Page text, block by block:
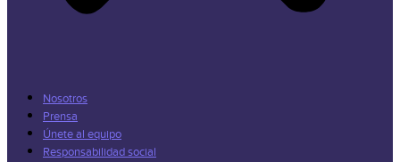
Nosotros
Prensa
Únete al equipo
Responsabilidad social